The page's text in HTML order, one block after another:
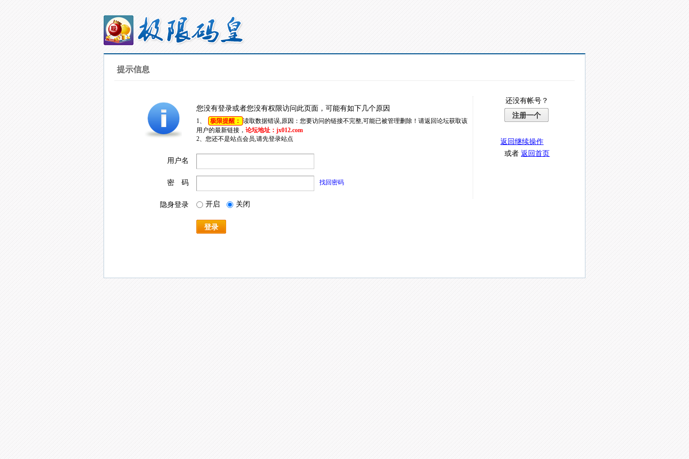
提示信息
您没有登录或者您没有权限访问此页面，可能有如下几个原因
1、 极限提醒： 读取数据错误,原因：您要访问的链接不完整,可能已被管理删除！请返回论坛获取该
用户的最新链接， 论坛地址：jx012.com
2、您还不是站点会员,请先登录站点
用户名
密 码 找回密码
隐身登录 开启 关闭
登录
还没有帐号？
注册一个
返回继续操作
或者返回首页